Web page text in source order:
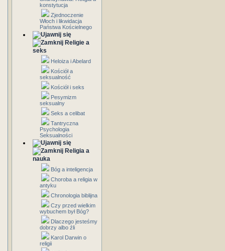
konstytucja
Zjednoczenie
Włoch i likwidacja
Państwa Kościelnego
Religie a
seks
Heloiza i Abelard
Kościół a
seksualność
Kościół i seks
Pesymizm
seksualny
Seks a celibat
Tantryczna
Psychologia
Seksualności
Religia a
nauka
Bóg a inteligencja
Choroba a religia w
antyku
Chronologia biblijna
Czy przed wielkim
wybuchem był Bóg?
Dlaczego jesteśmy
dobrzy albo źli
Karol Darwin o
religii